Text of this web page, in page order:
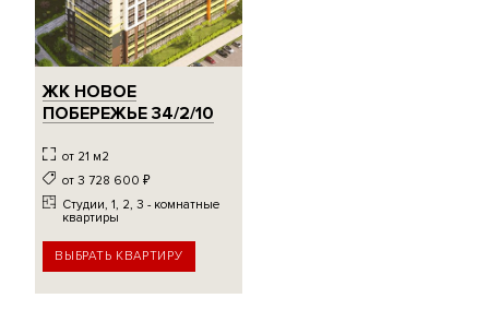
ЖК НОВОЕ
ПОБЕРЕЖЬЕ 34/2/10
от 21 м2
от 3 728 600 ₽
Студии, 1, 2, 3 - комнатные
квартиры
ВЫБРАТЬ КВАРТИРУ